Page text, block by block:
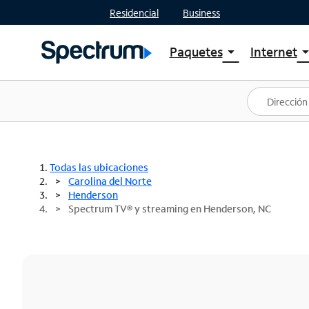
Residencial Business
Paquetesarrow_drop_down
Ver paquetes
Spectrum One
Mejores ofertas
Internetarrow_drop_down
Planes
Todas las ubicaciones
Carolina del Norte
Henderson
Spectrum TV® y streaming en Henderson, NC